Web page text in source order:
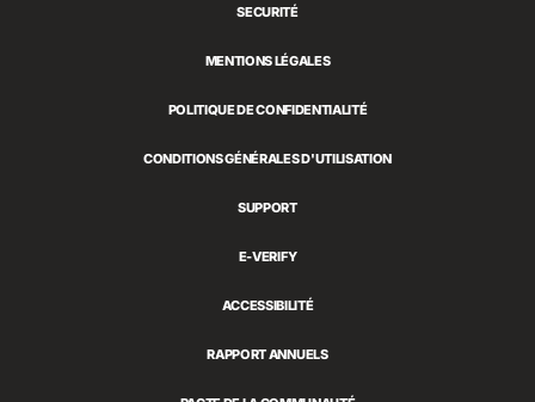
SECURITÉ
MENTIONS LÉGALES
POLITIQUE DE CONFIDENTIALITÉ
CONDITIONS GÉNÉRALES D'UTILISATION
SUPPORT
E-VERIFY
ACCESSIBILITÉ
RAPPORT ANNUELS